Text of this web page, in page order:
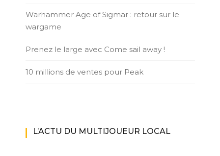
Warhammer Age of Sigmar : retour sur le
wargame
Prenez le large avec Come sail away !
10 millions de ventes pour Peak
L’ACTU DU MULTIJOUEUR LOCAL